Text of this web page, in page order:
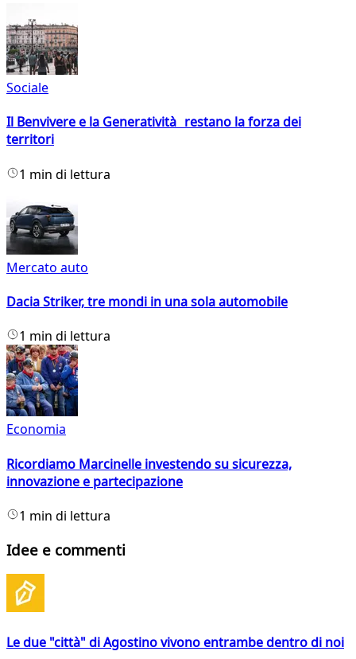
Sociale
Il Benvivere e la Generatività restano la forza dei
territori
1 min di lettura
Mercato auto
Dacia Striker, tre mondi in una sola automobile
1 min di lettura
Economia
Ricordiamo Marcinelle investendo su sicurezza,
innovazione e partecipazione
1 min di lettura
Idee e commenti
Le due "città" di Agostino vivono entrambe dentro di noi